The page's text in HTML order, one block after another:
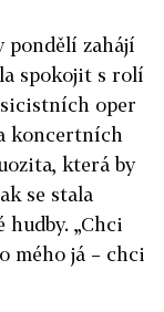
pondělí zahájí
spokojit s rolí
oper
koncertních
která by
se stala
„Chci
mého já – chci